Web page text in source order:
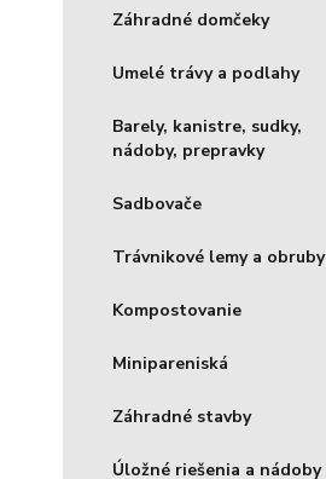
Záhradné domčeky
Umelé trávy a podlahy
Barely, kanistre, sudky,
nádoby, prepravky
Sadbovače
Trávnikové lemy a obruby
Kompostovanie
Minipareniská
Záhradné stavby
Úložné riešenia a nádoby